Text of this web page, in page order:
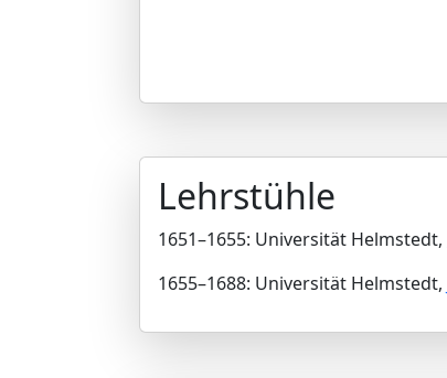
Lehrstühle
1651–1655: Universität Helmstedt,
1655–1688: Universität Helmstedt,